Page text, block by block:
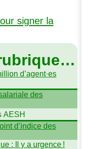
signer la
d’agent·es
des
AESH
d’indice des
: Il y a urgence !